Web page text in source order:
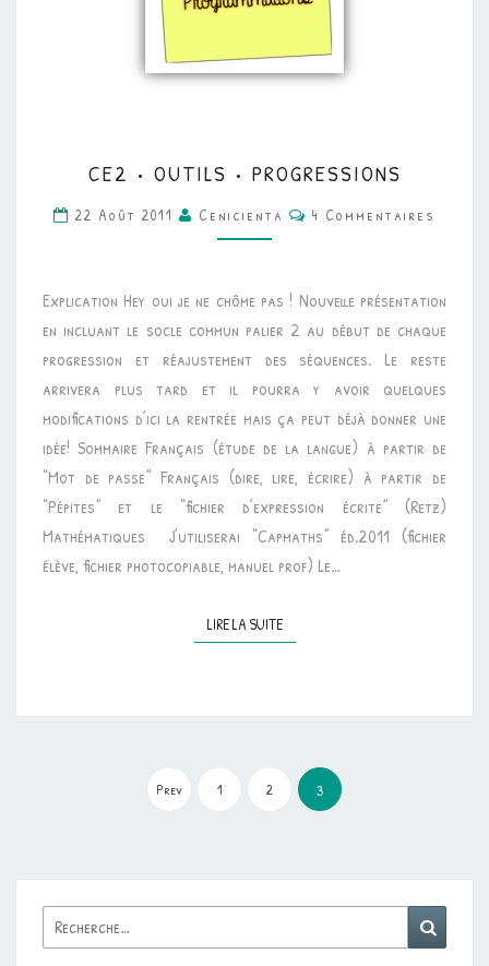
OUTILS
•
CE2 • OUTILS • PROGRESSIONS
22 Août 2011 Cenicienta Commentaires
4 Commentaires
Explication Hey oui je ne chôme pas ! Nouvelle présentation
en incluant le socle commun palier 2 au début de chaque
progression et réajustement des séquences. Le reste
arrivera plus tard et il pourra y avoir quelques
modifications d’ici la rentrée mais ça peut déjà donner une
idée! Sommaire Français (étude de la langue) à partir de
“Mot de passe” Français (dire, lire, écrire) à partir de
“Pépites” et le “fichier d’expression écrite” (Retz)
Mathématiques J’utiliserai “Capmaths” éd.2011 (fichier
élève, fichier photocopiable, manuel prof) Le…
LIRE LA SUITELIRE LA SUITE
Pagination
des
publications
Prev 1 2 3
Rechercher :